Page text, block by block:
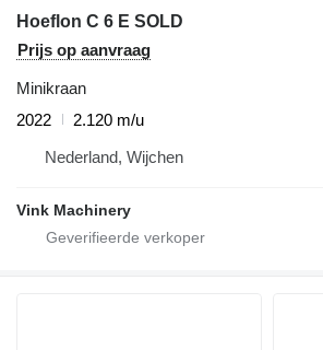
Hoeflon C 6 E SOLD
Prijs op aanvraag
Minikraan
2022
2.120 m/u
Nederland, Wijchen
Vink Machinery